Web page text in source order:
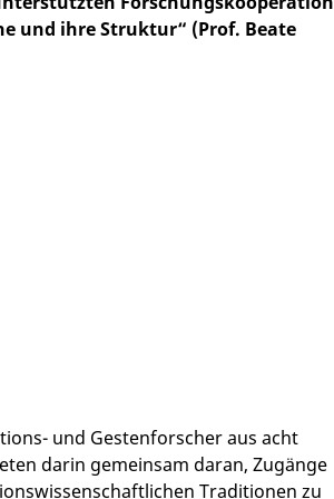
und ihre Struktur“ (Prof. Beate
und Gestenforscher aus acht
darin gemeinsam daran, Zugänge
Traditionen zu